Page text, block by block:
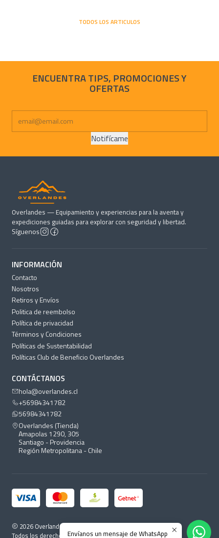
TODOS LOS ARTICULOS
ENCUENTRA TIPS, PROMOCIONES Y
OFERTAS
Notifícame
Overlandes — Equipamiento y experiencias para la aventa y
expediciones guiadas para explorar con seguridad y libertad.
Síguenos
INFORMACIÓN
Contacto
Nosotros
Retiros y Envíos
Politica de reembolso
Política de privacidad
Términos y Condiciones
Políticas de Sustentabilidad
Políticas Club de Beneficio Overlandes
CONTÁCTANOS
hola@overlandes.cl
+56984341782
56984341782
Overlandes (Tienda)
Amapolas 1290, 305
Santiago - Providencia
Región Metropolitana - Chile
2026 Overlandes.
Todos los derechos reservados. Desarrollado por Jumpseller
Envíanos un mensaje de WhatsApp